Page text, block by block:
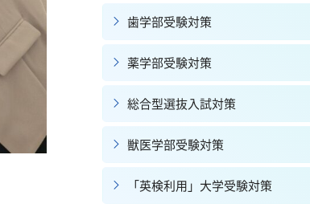
歯学部受験対策
薬学部受験対策
総合型選抜入試対策
獣医学部受験対策
「英検利用」大学受験対策